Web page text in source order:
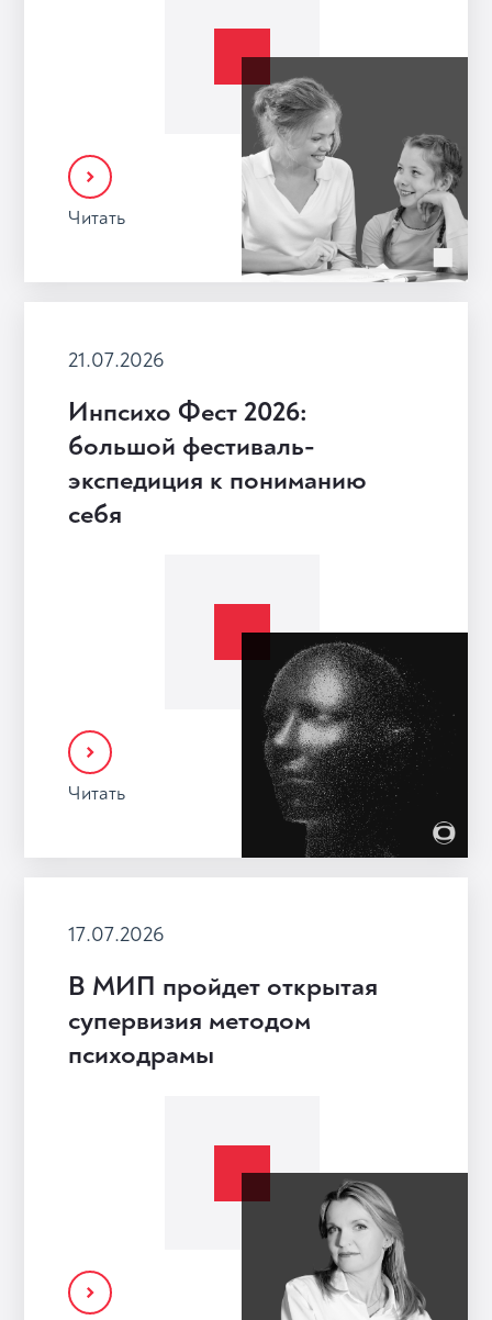
Читать
21.07.2026
Инпсихо Фест 2026:
большой фестиваль-
экспедиция к пониманию
себя
Читать
17.07.2026
В МИП пройдет открытая
супервизия методом
психодрамы